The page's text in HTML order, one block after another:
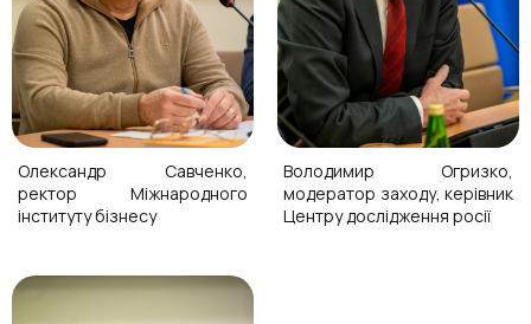
Олександр Савченко,
ректор Міжнародного
інституту бізнесу
Володимир Огризко,
модератор заходу, керівник
Центру дослідження росії